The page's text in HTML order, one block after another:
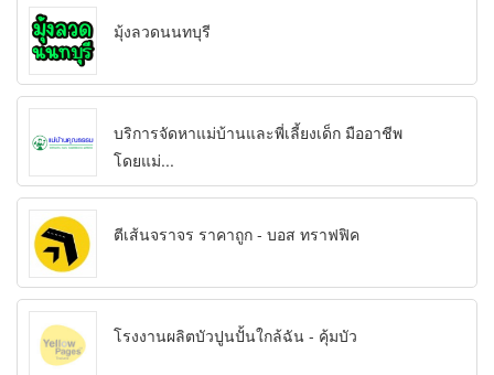
มุ้งลวดนนทบุรี
บริการจัดหาแม่บ้านและพี่เลี้ยงเด็ก มืออาชีพ
โดยแม่...
ตีเส้นจราจร ราคาถูก - บอส ทราฟฟิค
โรงงานผลิตบัวปูนปั้นใกล้ฉัน - คุ้มบัว